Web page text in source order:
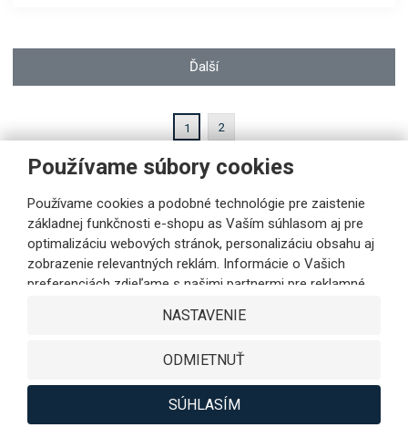
Používame súbory cookies
Používame cookies a podobné technológie pre zaistenie
základnej funkčnosti e-shopu as Vaším súhlasom aj pre
optimalizáciu webových stránok, personalizáciu obsahu aj
zobrazenie relevantných reklám. Informácie o Vašich
preferenciách zdieľame s našimi partnermi pre reklamné,
Partneri môžu tieto údaje v rámci personalizácie reklamy
využívaní ich služieb. Kliknutím na tlačidlo SÚHLASÍM
vyjadríte Váš súhlas s ukladaním cookies na výkonové,
funkčné a marketingové účely as odovzdávaním údajov o
správaní na webe v rámci zacielenia reklamy na sociálnych
NASTAVENIE
ODMIETNUŤ
SÚHLASÍM
Ďalší
1 2
Novinky na e-mail
Zvoľte prosím odbor:
Súkromná osoba